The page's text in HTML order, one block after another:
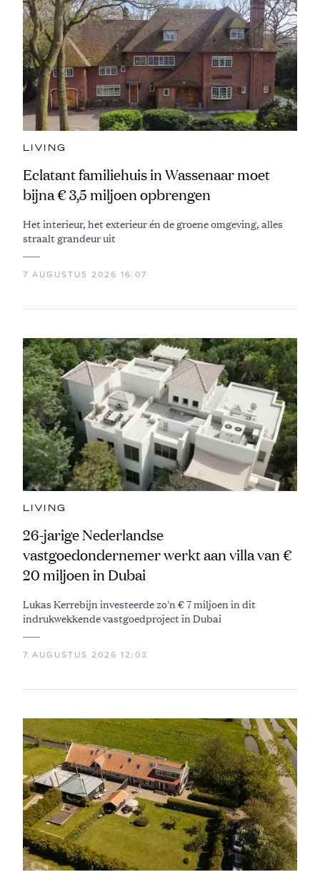
LIVING
Eclatant familiehuis in Wassenaar moet
bijna € 3,5 miljoen opbrengen
Het interieur, het exterieur én de groene omgeving, alles
straalt grandeur uit
7 AUGUSTUS 2026 16:07
LIVING
26-jarige Nederlandse
vastgoedondernemer werkt aan villa van €
20 miljoen in Dubai
Lukas Kerrebijn investeerde zo'n € 7 miljoen in dit
indrukwekkende vastgoedproject in Dubai
7 AUGUSTUS 2026 12:03